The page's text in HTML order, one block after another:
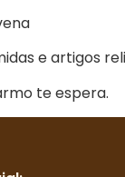
e artigos
te espera.